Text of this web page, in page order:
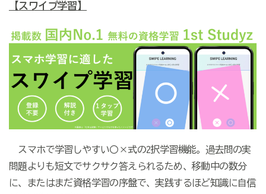
【スワイプ学習】
スマホで学習しやすい〇×式の2択学習機能。過去問の実
問題よりも短文でサクサク答えられるため、移動中の数分
に、またはまだ資格学習の序盤で、実践するほど知識に自信